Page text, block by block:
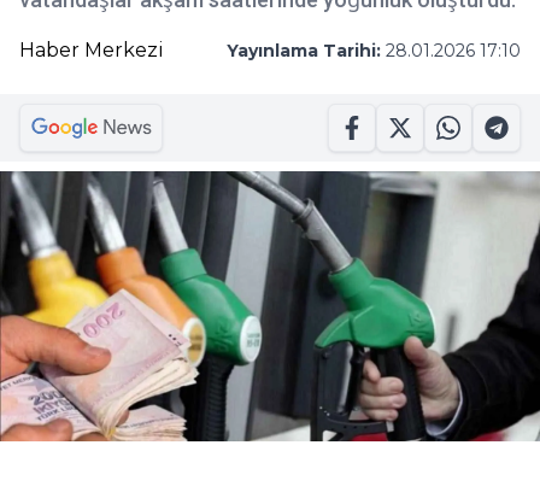
Haber Merkezi Yayınlama Tarihi: 28.01.2026 17:10